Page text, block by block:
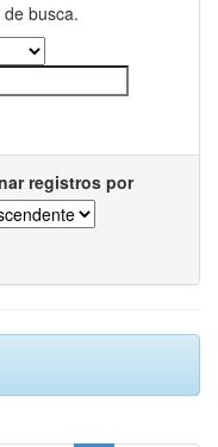
busca.
registros por